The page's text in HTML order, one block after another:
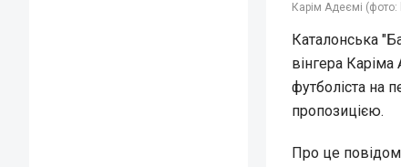
Карім Адеємі (фото:
Каталонська
вінгера
футболіста на
пропозицією.
Про це